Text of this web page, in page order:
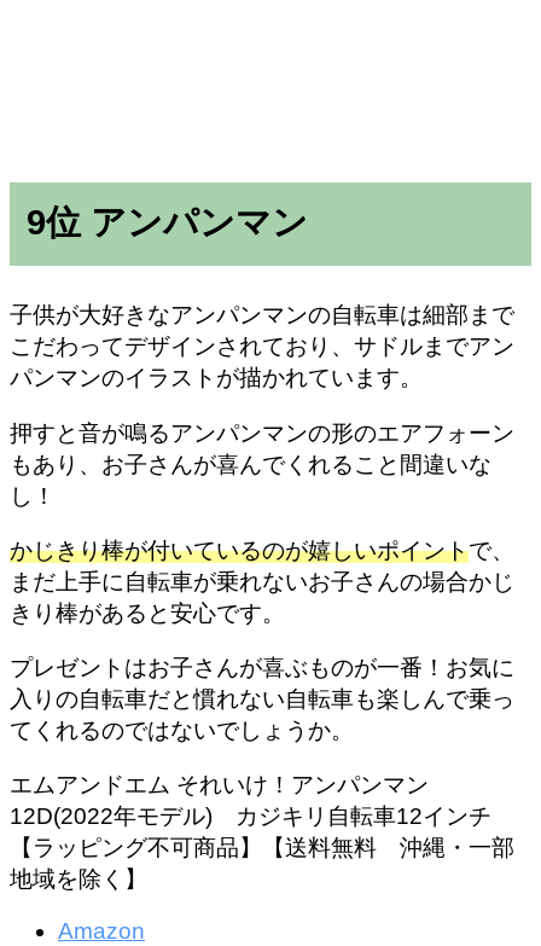
9位 アンパンマン
子供が大好きなアンパンマンの自転車は細部まで
こだわってデザインされており、サドルまでアン
パンマンのイラストが描かれています。
押すと音が鳴るアンパンマンの形のエアフォーン
もあり、お子さんが喜んでくれること間違いな
し！
かじきり棒が付いているのが嬉しいポイントで、
まだ上手に自転車が乗れないお子さんの場合かじ
きり棒があると安心です。
プレゼントはお子さんが喜ぶものが一番！お気に
入りの自転車だと慣れない自転車も楽しんで乗っ
てくれるのではないでしょうか。
エムアンドエム それいけ！アンパンマン
12D(2022年モデル) カジキリ自転車12インチ
【ラッピング不可商品】【送料無料 沖縄・一部
地域を除く】
Amazon